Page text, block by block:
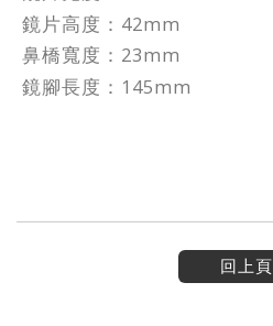
鏡片高度：42mm
鼻橋寬度：23mm
鏡腳長度：145mm
回上頁